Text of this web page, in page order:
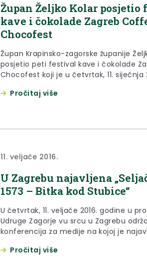
Župan Željko Kolar posjetio
kave i čokolade Zagreb
Chocofest
Župan Krapinsko-zagorske županije
posjetio peti festival kave i čokolade
Chocofest koji je u četvrtak, 11. siječnja
Pročitaj više
11. veljače 2016.
U Zagrebu najavljena
1573 – Bitka kod Stubice“
U četvrtak, 11. veljače 2016. godine u
Udruge Zagorje vu srcu u Zagrebu
konferencija za medije na kojoj je
Pročitaj više